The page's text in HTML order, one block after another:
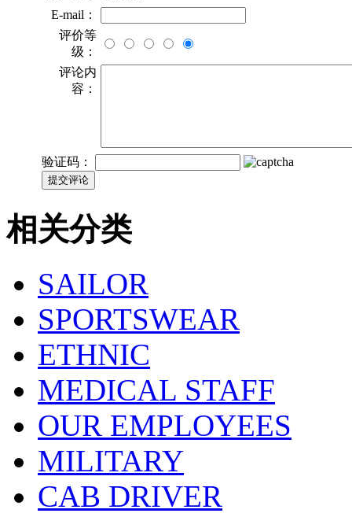
E-mail：
评价等
级：
评论内
容：
验证码：
相关分类
SAILOR
SPORTSWEAR
ETHNIC
MEDICAL STAFF
OUR EMPLOYEES
MILITARY
CAB DRIVER